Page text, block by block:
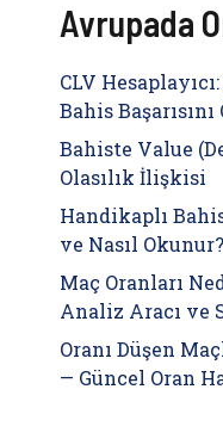
Avrupada
CLV
Bahis
Bahiste Value
Olasılık İlişkisi
Handikaplı
ve Nasıl Okunur?
Maç Oranları
Analiz Aracı ve
Oranı Düşen
— Güncel Oran